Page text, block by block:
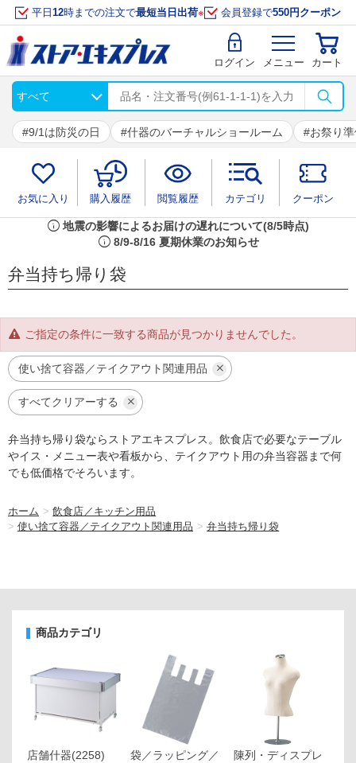
平日 12時までの注文で最短当日出荷※ 会員登録で550円クーポン
ログイン メニュー カート
9/1は防災の日 什器のバーチャルショールーム お祭り
お気に入り 購入履歴 閲覧履歴 カテゴリ クーポン
info 地震の影響によるお届けの遅れについて(8/5時点)
info 8/9-8/16 夏期休業のお知らせ
弁当持ち帰り袋
ご指定の条件に一致する商品が見つかりませんでした。
使い捨て容器／テイクアウト関連用品
すべてクリアーする
弁当持ち帰り袋ならストアエキスプレス。飲食店で必要なテーブル
やイス・メニュー表や看板から、テイクアウト用の弁当容器まで何
でも低価格でそろいます。
ホーム >飲食店／キッチン用品
> 使い捨て容器／テイクアウト関連用品 >弁当持ち帰り袋
商品カテゴリ
店舗什器(2258)
袋／ラッピング／
陳列・ディスプレ